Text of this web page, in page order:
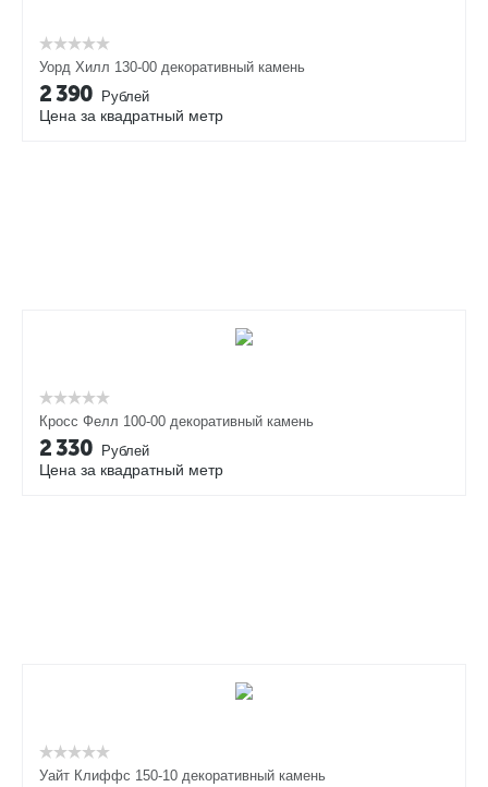
Уорд Хилл 130-00 декоративный камень
2 390 Рублей
Цена за квадратный метр
Кросс Фелл 100-00 декоративный камень
2 330 Рублей
Цена за квадратный метр
Уайт Клиффс 150-10 декоративный камень